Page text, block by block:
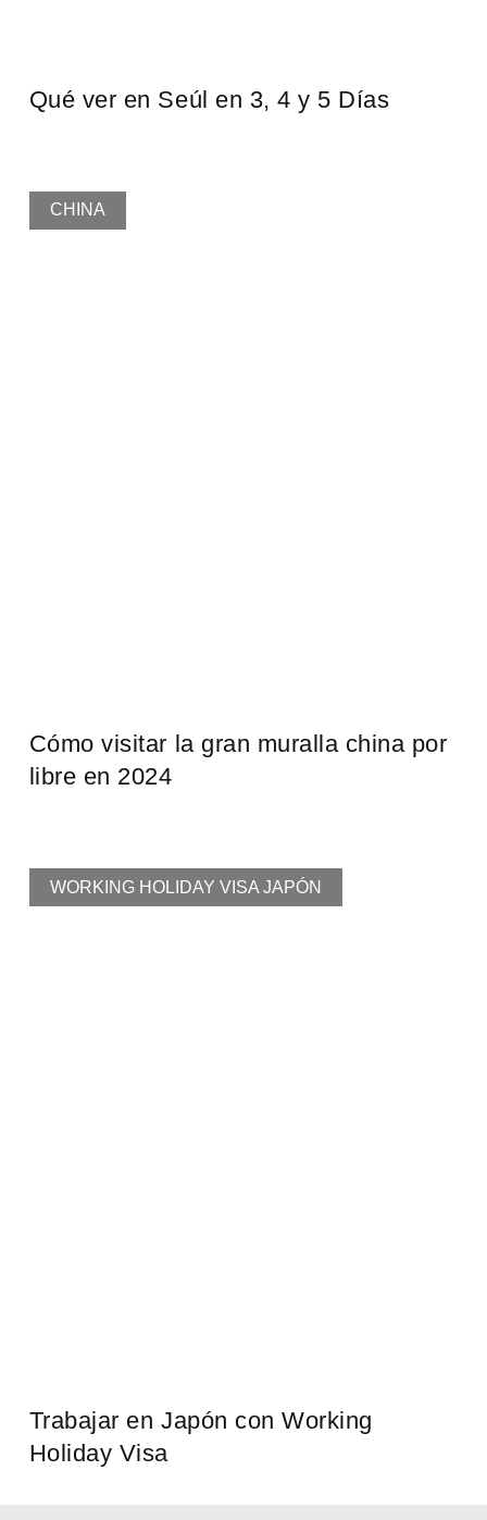
Qué ver en Seúl en 3, 4 y 5 Días
CHINA
Cómo visitar la gran muralla china por
libre en 2024
WORKING HOLIDAY VISA JAPÓN
Trabajar en Japón con Working
Holiday Visa